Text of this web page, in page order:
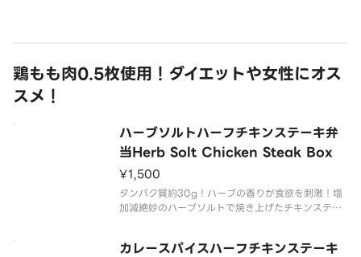
鶏もも肉0.5枚使用！ダイエットや女性にオス
スメ！
ハーブソルトハーフチキンステーキ弁
当Herb Solt Chicken Steak Box
¥1,500
タンパク質約30g！ハーブの香りが食欲を刺激！塩
加減絶妙のハーブソルトで焼き上げたチキンステー
The enticing aroma of herbs awakens your ap
カレースパイスハーフチキンステーキ